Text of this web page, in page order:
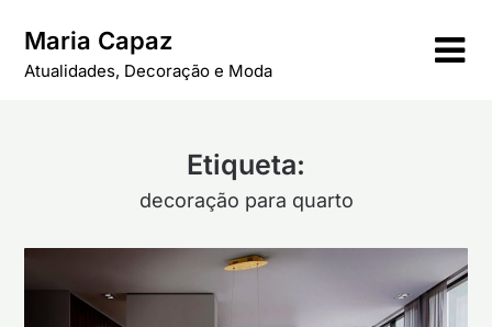
content
Maria Capaz
Atualidades, Decoração e Moda
Etiqueta:
decoração para quarto